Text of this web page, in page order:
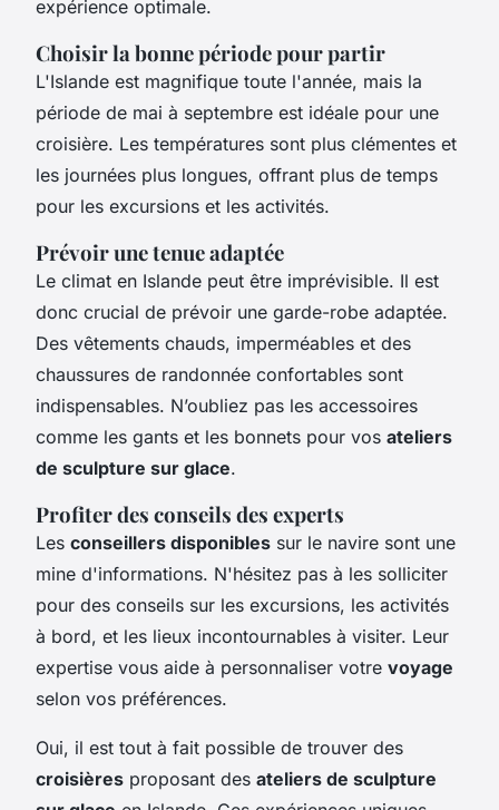
expérience optimale.
Choisir la bonne période pour partir
L'Islande est magnifique toute l'année, mais la
période de mai à septembre est idéale pour une
croisière. Les températures sont plus clémentes et
les journées plus longues, offrant plus de temps
pour les excursions et les activités.
Prévoir une tenue adaptée
Le climat en Islande peut être imprévisible. Il est
donc crucial de prévoir une garde-robe adaptée.
Des vêtements chauds, imperméables et des
chaussures de randonnée confortables sont
indispensables. N’oubliez pas les accessoires
comme les gants et les bonnets pour vos ateliers
de sculpture sur glace.
Profiter des conseils des experts
Les conseillers disponibles sur le navire sont une
mine d'informations. N'hésitez pas à les solliciter
pour des conseils sur les excursions, les activités
à bord, et les lieux incontournables à visiter. Leur
expertise vous aide à personnaliser votre voyage
selon vos préférences.
Oui, il est tout à fait possible de trouver des
croisières proposant des ateliers de sculpture